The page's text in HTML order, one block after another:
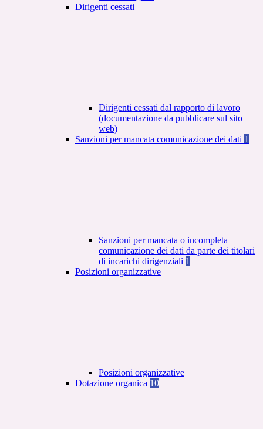
Dirigenti cessati
Dirigenti cessati dal rapporto di lavoro
(documentazione da pubblicare sul sito
web)
Sanzioni per mancata comunicazione dei dati 1
Sanzioni per mancata o incompleta
comunicazione dei dati da parte dei titolari
di incarichi dirigenziali 1
Posizioni organizzative
Posizioni organizzative
Dotazione organica 10